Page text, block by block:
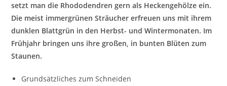
setzt man die Rhododendren gern als Heckengehölze ein.
Die meist immergrünen Sträucher erfreuen uns mit ihrem
dunklen Blattgrün in den Herbst- und Wintermonaten. Im
Frühjahr bringen uns ihre großen, in bunten Blüten zum
Staunen.
Grundsätzliches zum Schneiden